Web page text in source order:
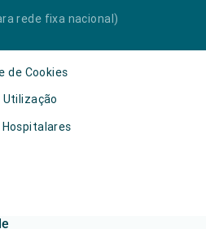
rede fixa nacional)
de Cookies
Utilização